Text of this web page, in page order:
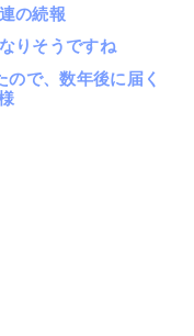
の続報
りそうですね
ので、数年後に届く